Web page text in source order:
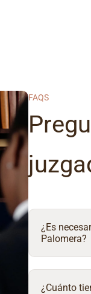
FAQS
¿Es
Palomera?
¿Cuánto